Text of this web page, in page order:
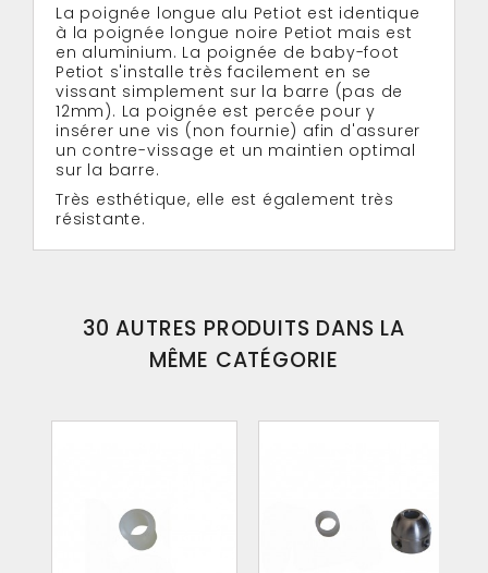
La poignée longue alu Petiot est identique
à la poignée longue noire Petiot mais est
en aluminium. La poignée de baby-foot
Petiot s'installe très facilement en se
vissant simplement sur la barre (pas de
12mm). La poignée est percée pour y
insérer une vis (non fournie) afin d'assurer
un contre-vissage et un maintien optimal
sur la barre.
Très esthétique, elle est également très
résistante.
30 AUTRES PRODUITS DANS LA
MÊME CATÉGORIE